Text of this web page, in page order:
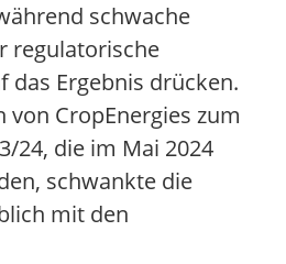
schwache
regulatorische
das Ergebnis drücken.
von CropEnergies zum
24, die im Mai 2024
schwankte die
mit den